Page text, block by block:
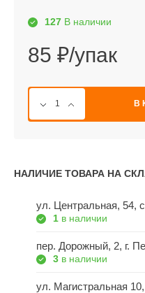
127 В наличии
85 ₽/упак
В
НАЛИЧИЕ ТОВАРА НА
ул. Центральная, 54,
1 в наличии
пер. Дорожный, 2, г.
3 в наличии
ул. Магистральная